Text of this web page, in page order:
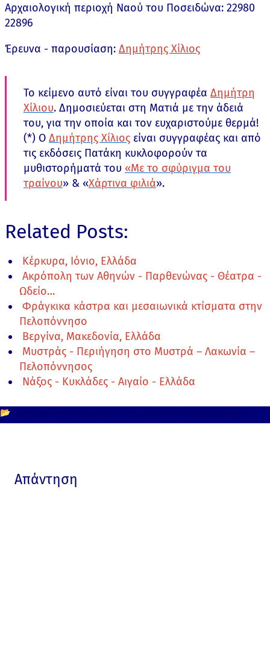
Αρχαιολογική περιοχή Ναού του Ποσειδώνα: 22980
22896
Έρευνα - παρουσίαση: Δημήτρης Χίλιος
Το κείμενο αυτό είναι του συγγραφέα Δημήτρη
Χίλιου. Δημοσιεύεται στη Ματιά με την άδειά
του, για την οποία και τον ευχαριστούμε θερμά!
(*) Ο Δημήτρης Χίλιος είναι συγγραφέας και από
τις εκδόσεις Πατάκη κυκλοφορούν τα
μυθιστορήματά του «Με το σφύριγμα του
τραίνου» & «Χάρτινα φιλιά».
Related Posts:
Κέρκυρα, Ιόνιο, Ελλάδα
Ακρόπολη των Αθηνών - Παρθενώνας - Θέατρα -
Ωδείο…
Φράγκικα κάστρα και μεσαιωνικά κτίσματα στην
Πελοπόννησο
Βεργίνα, Μακεδονία, Ελλάδα
Μυστράς - Περιήγηση στο Μυστρά – Λακωνία –
Πελοπόννησος
Νάξος - Κυκλάδες - Αιγαίο - Ελλάδα
📂
Απάντηση